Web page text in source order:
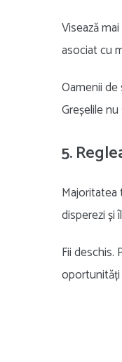
Visează
asociat cu
Oamenii
Greșelile
5.
Majoritatea
disperezi și
Fii deschis.
oportunități